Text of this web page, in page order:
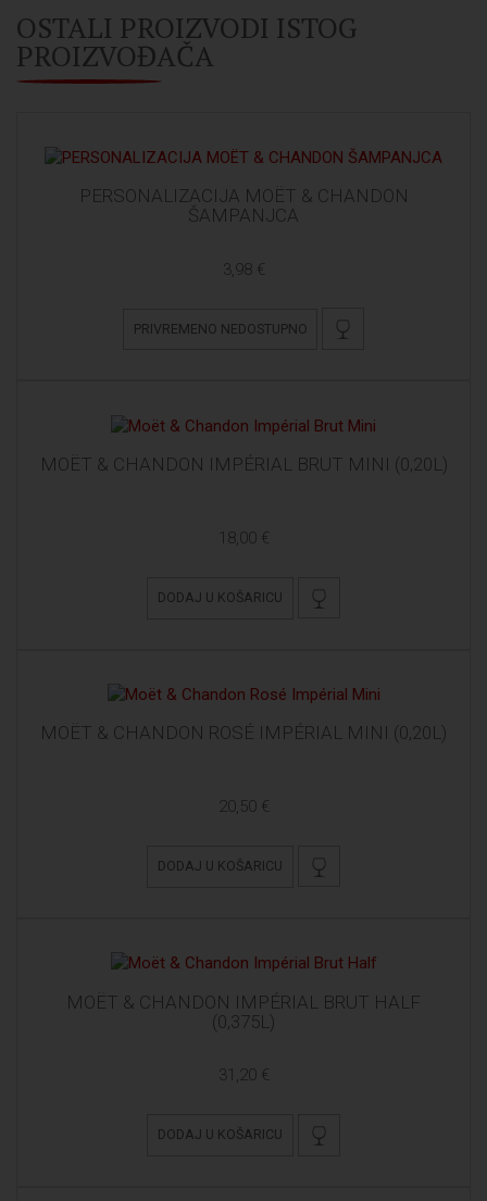
OSTALI PROIZVODI ISTOG
PROIZVOĐAČA
PERSONALIZACIJA MOËT & CHANDON
ŠAMPANJCA
3,98 €
PRIVREMENO NEDOSTUPNO
MOËT & CHANDON IMPÉRIAL BRUT MINI (0,20L)
18,00 €
DODAJ U KOŠARICU
MOËT & CHANDON ROSÉ IMPÉRIAL MINI (0,20L)
20,50 €
DODAJ U KOŠARICU
MOËT & CHANDON IMPÉRIAL BRUT HALF
(0,375L)
31,20 €
DODAJ U KOŠARICU